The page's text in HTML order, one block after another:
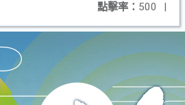
點擊率： 500 |